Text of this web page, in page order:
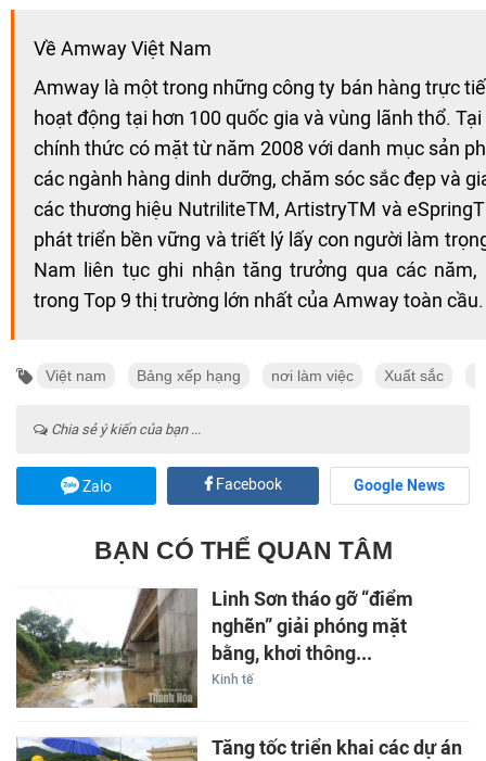
Về Amway Việt Nam
Amway là một trong những công ty bán hàng trực
hoạt động tại hơn 100 quốc gia và vùng lãnh thổ.
chính thức có mặt từ năm 2008 với danh mục sản
các ngành hàng dinh dưỡng, chăm sóc sắc đẹp và
các thương hiệu NutriliteTM, ArtistryTM và
phát triển bền vững và triết lý lấy con người làm
Nam liên tục ghi nhận tăng trưởng qua các
trong Top 9 thị trường lớn nhất của Amway toàn cầu.
Việt nam Bảng xếp hạng nơi làm việc Xuất sắc
Chia sẻ ý kiến của bạn ...
Zalo Facebook Google News
BẠN CÓ THỂ QUAN TÂM
Linh Sơn tháo gỡ “điểm
nghẽn” giải phóng mặt
bằng, khơi thông...
Kinh tế
Tăng tốc triển khai các dự án